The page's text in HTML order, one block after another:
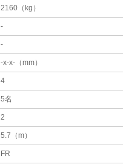
2160（kg）
-
-
-x-x-（mm）
4
5名
2
5.7（m）
FR